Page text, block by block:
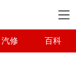
汽修 百科